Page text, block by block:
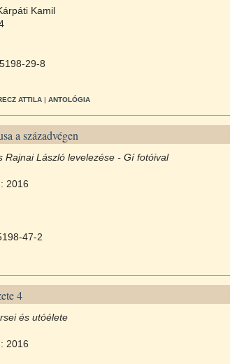
Kamil
29-8
ATTILA | ANTOLÓGIA
a századvégen
Rajnai László levelezése - Gí fotóival
2016
47-2
4
és utóélete
2016